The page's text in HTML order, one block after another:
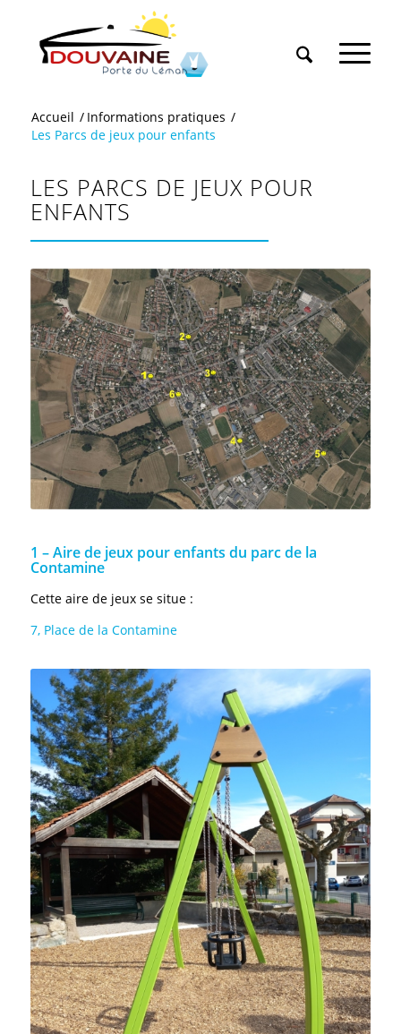
Accueil / Informations pratiques /
Les Parcs de jeux pour enfants
LES PARCS DE JEUX POUR
ENFANTS
1 – Aire de jeux pour enfants du parc de la
Contamine
Cette aire de jeux se situe :
7, Place de la Contamine